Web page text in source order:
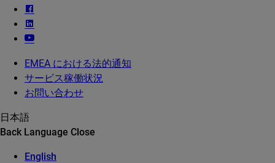
EMEA における法的通知
サービス稼働状況
お問い合わせ
日本語
Back Language Close
English